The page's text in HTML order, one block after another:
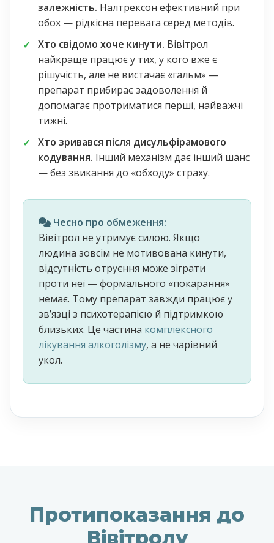
залежність. Налтрексон ефективний при
обох — рідкісна перевага серед методів.
Хто свідомо хоче кинути. Вівітрол
найкраще працює у тих, у кого вже є
рішучість, але не вистачає «гальм» —
препарат прибирає задоволення й
допомагає протриматися перші, найважчі
тижні.
Хто зривався після дисульфірамового
кодування. Інший механізм дає інший шанс
— без звикання до «обходу» страху.
Чесно про обмеження:
Вівітрол не утримує силою. Якщо
людина зовсім не мотивована кинути,
відсутність отруєння може зіграти
проти неї — формального «покарання»
немає. Тому препарат завжди працює у
звʼязці з психотерапією й підтримкою
близьких. Це частина комплексного
лікування алкоголізму, а не чарівний
укол.
Протипоказання до
Вівітролу